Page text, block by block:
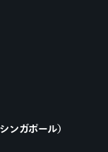
ガポール）